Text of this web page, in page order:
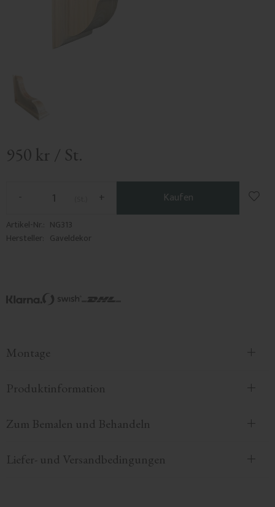
950 kr / St.
+
- Kaufen
Zu
Artikel-Nr. NG313
Hersteller Gaveldekor
Montage
Produktinformation
Zum Bemalen und Behandeln
Liefer- und Versandbedingungen